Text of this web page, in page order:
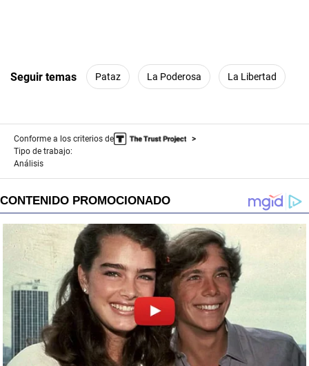
Seguir temas Pataz La Poderosa La Libertad
Conforme a los criterios de
Tipo de trabajo:
Análisis